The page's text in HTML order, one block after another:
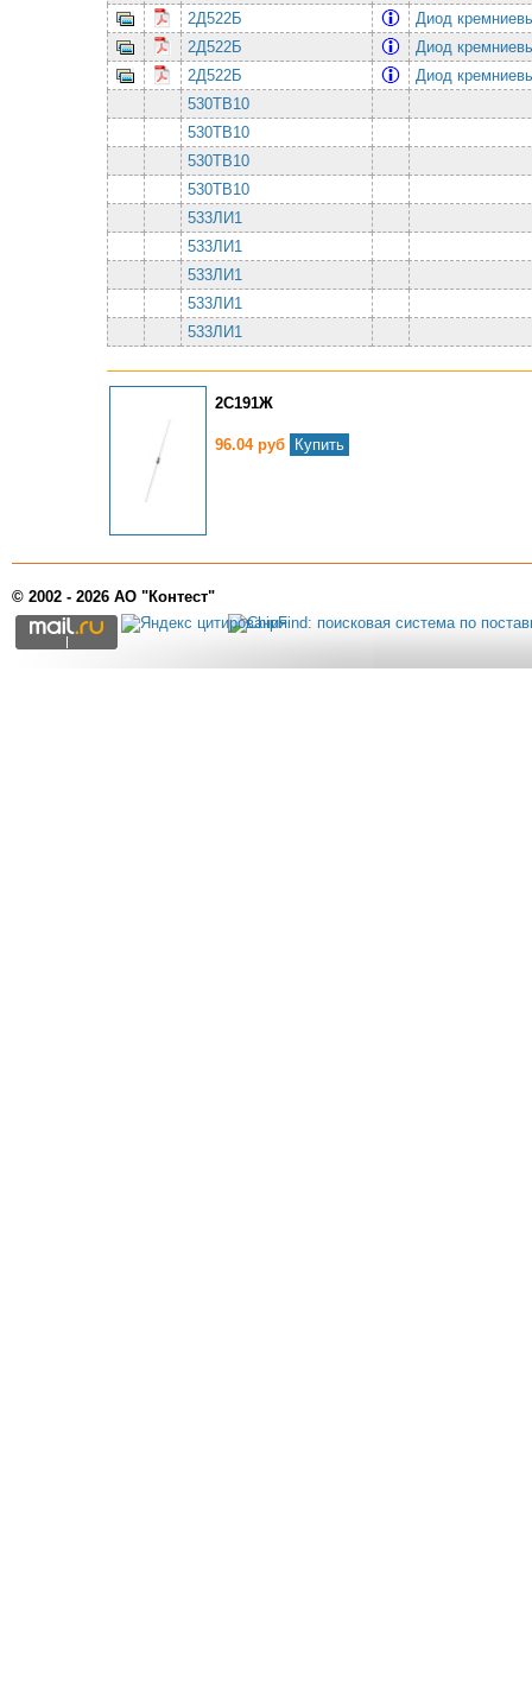
2Д522Б
Диод
2Д522Б
Диод
2Д522Б
Диод
530ТВ10
530ТВ10
530ТВ10
530ТВ10
533ЛИ1
533ЛИ1
533ЛИ1
533ЛИ1
533ЛИ1
2С191Ж
96.04 руб Купить
© 2002 - 2026 АО "Контест"